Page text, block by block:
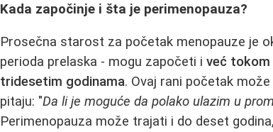
Kada započinje i šta je perimenopauza?
Prosečna starost za početak menopauze je
perioda prelaska - mogu započeti iveć tokom
tridesetim godinama. Ovaj rani početak
pitaju: "Da li je moguće da polako ulazim u
Perimenopauza može trajati i do deset